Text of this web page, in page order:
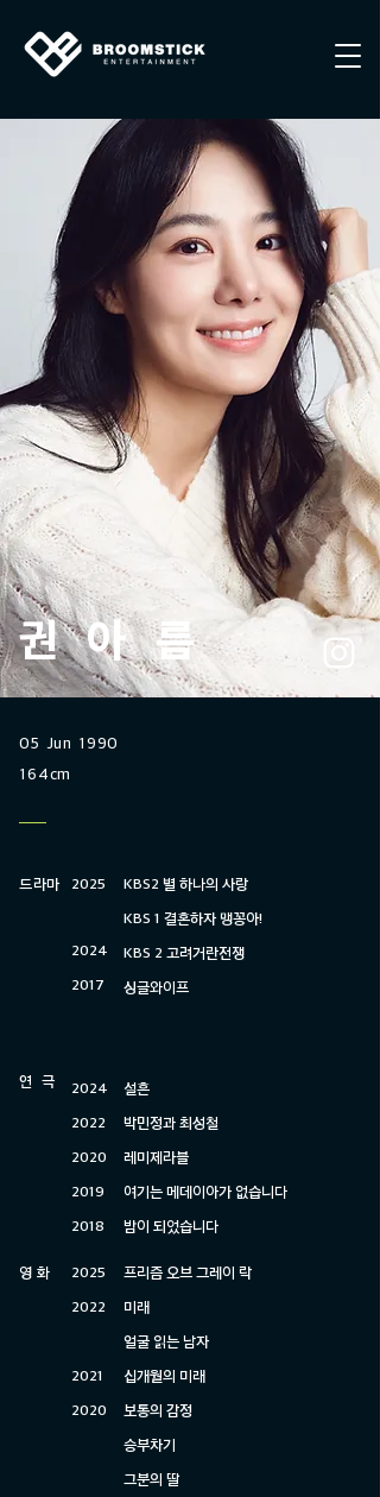
권아름
05 Jun 1990
164cm
드라마
​연 극
2025
2024​
2017
2024
2022
2020
2019
2018
KBS2 별 하나의 사랑
KBS 1 결혼하자 맹꽁아​!
KBS 2 고려거란전쟁
​싱글와이프
​​설흔
박민정과 최성철
레미제라블
여기는 메데이아가 없습니다
​밤이 되었습니다
영 화
2025
2022
2021
2020
프리즘 오브 그레이 락
미래
얼굴 읽는 남자
십개월의 미래
보통의 감정
승부차기
​그분의 딸​